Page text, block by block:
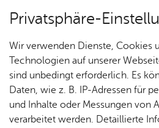
Früh­för­de­rung
Start­sei­te
Alle
Privatsphäre-
Wir verwenden Dienste, Cookies
Technologien auf unserer
sind unbedingt erforderlich. Es
Daten, wie z. B. IP-Adressen für
und Inhalte oder Messungen von
verarbeitet werden. Detaillierte